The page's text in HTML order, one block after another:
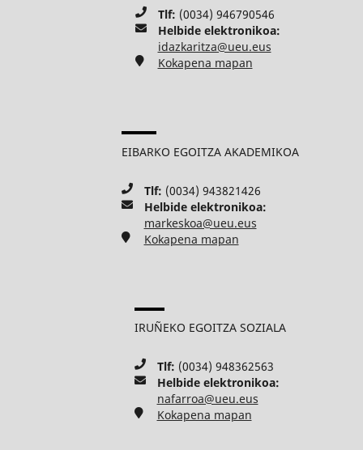
Tlf: (0034) 946790546
Helbide elektronikoa:
idazkaritza@ueu.eus
Kokapena mapan
EIBARKO EGOITZA AKADEMIKOA
Tlf: (0034) 943821426
Helbide elektronikoa:
markeskoa@ueu.eus
Kokapena mapan
IRUÑEKO EGOITZA SOZIALA
Tlf: (0034) 948362563
Helbide elektronikoa:
nafarroa@ueu.eus
Kokapena mapan